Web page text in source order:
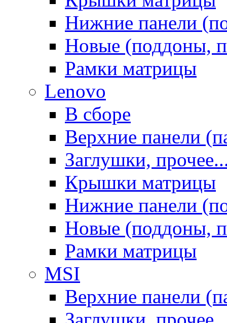
Нижние панели
Новые (поддоны,
Рамки матрицы
Lenovo
В сборе
Верхние панели
Заглушки,
Крышки матрицы
Нижние панели
Новые (поддоны,
Рамки матрицы
MSI
Верхние панели